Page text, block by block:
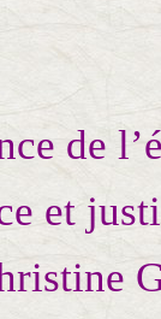
de
et